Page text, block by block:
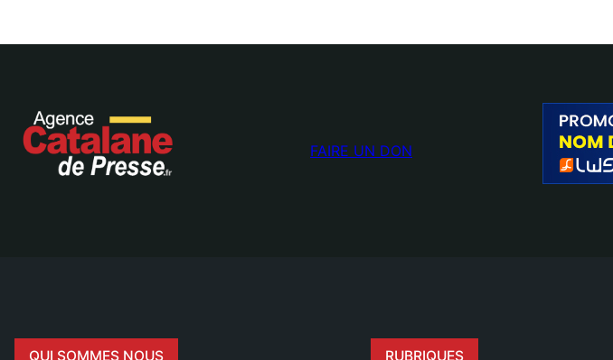
FAIRE UN DON
QUI SOMMES NOUS RUBRIQUES